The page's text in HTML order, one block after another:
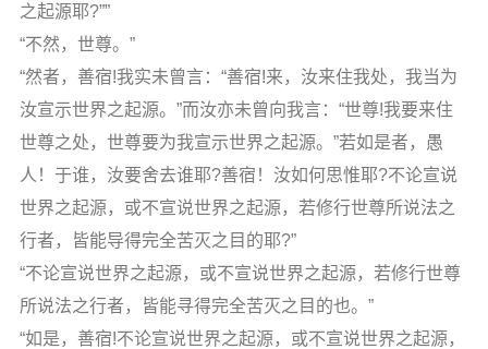
之起源耶?””
“不然，世尊。”
“然者，善宿!我实未曾言：“善宿!来，汝来住我处，我当为
汝宣示世界之起源。”而汝亦未曾向我言：“世尊!我要来住
世尊之处，世尊要为我宣示世界之起源。”若如是者，愚
人！于谁，汝要舍去谁耶?善宿！汝如何思惟耶?不论宣说
世界之起源，或不宣说世界之起源，若修行世尊所说法之
行者，皆能导得完全苦灭之目的耶?”
“不论宣说世界之起源，或不宣说世界之起源，若修行世尊
所说法之行者，皆能寻得完全苦灭之目的也。”
“如是，善宿!不论宣说世界之起源，或不宣说世界之起源，